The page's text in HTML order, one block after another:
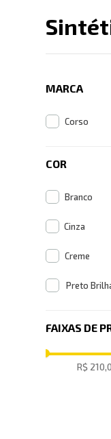
MARCA
Corso
COR
Branco
Cinza
Creme
Preto
FAIXAS DE
R$